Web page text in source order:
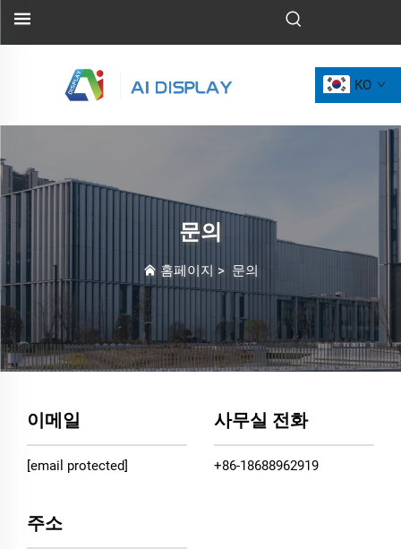
KO
문의
홈페이지 > 문의
이메일
[email protected]
사무실 전화
+86-18688962919
주소